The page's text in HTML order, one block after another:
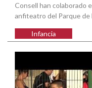
Consell han colaborado
anfiteatro del Parque de
Infancia